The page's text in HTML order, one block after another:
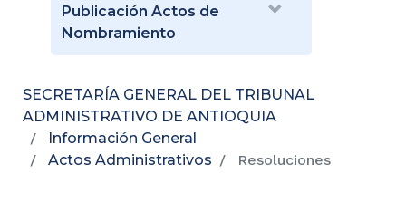
Publicación Actos de
Nombramiento
SECRETARÍA GENERAL DEL TRIBUNAL
ADMINISTRATIVO DE ANTIOQUIA
Información General
Actos Administrativos
Resoluciones